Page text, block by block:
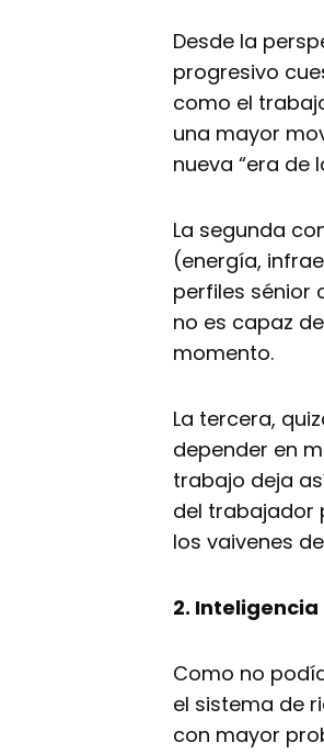
Desde la
progresivo
como el
una mayor
nueva “era de
La segunda
(energía,
perfiles sénior
no es capaz
momento.
La tercera,
depender en
trabajo deja
del trabajador
los vaivenes
2.
Como no
el sistema de
con mayor